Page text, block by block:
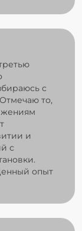
с
то,
и
с
опыт